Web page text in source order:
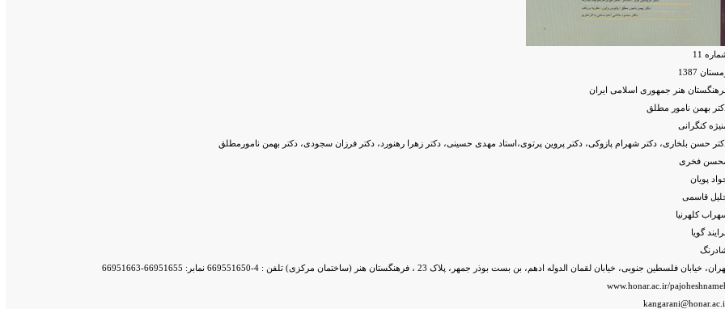
11
1387
هنر جمهوری اسلامی ایران
بهمن نامور مطلق
کنگرانی
حسن بلخاری، دکتر شهرام پازوکی، دکتر پروین پرتوی،استاد مهدی حسینی، دکتر زهرا رهنورد، دکتر فرزان سجودی، دکتر بهمن نامورمطلق
فخری
پویان
قاسمی
کلهرنیا
گویا
خیابان فلسطین جنوبی، خیابان لقمان الدوله ادهم، بن بست بوذر جمهر، پلاک 23 ، فرهنگستان هنر (ساختمان مرکزی) تلفن : 4-669551650 نمابر: 66951655-66951663
www.honar.ac.ir/